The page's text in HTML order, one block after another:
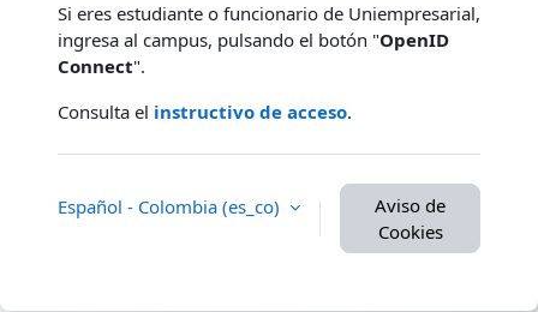
Si eres estudiante o funcionario de Uniempresarial,
ingresa al campus, pulsando el botón "OpenID
Connect".
Consulta el instructivo de acceso.
Español - Colombia ‎(es_co)‎
Aviso de
Cookies